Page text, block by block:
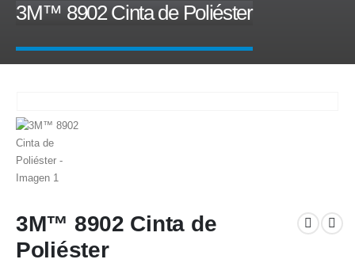
3M™ 8902 Cinta de Poliéster
3M™ 8902 Cinta de
Poliéster